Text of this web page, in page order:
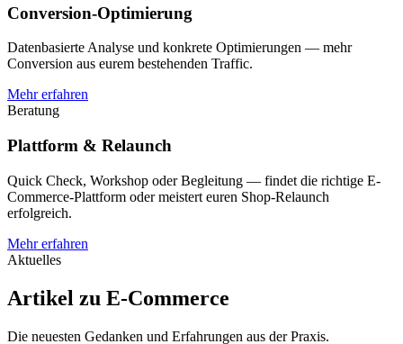
Conversion-Optimierung
Datenbasierte Analyse und konkrete Optimierungen — mehr
Conversion aus eurem bestehenden Traffic.
Mehr erfahren
Beratung
Plattform & Relaunch
Quick Check, Workshop oder Begleitung — findet die richtige E-
Commerce-Plattform oder meistert euren Shop-Relaunch
erfolgreich.
Mehr erfahren
Aktuelles
Artikel zu E-Commerce
Die neuesten Gedanken und Erfahrungen aus der Praxis.